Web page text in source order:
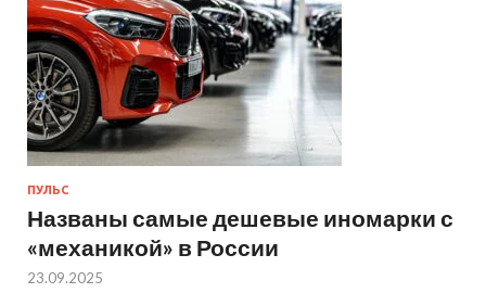
ПУЛЬС
Названы самые дешевые иномарки с
«механикой» в России
23.09.2025